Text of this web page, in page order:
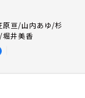
原亘/山内あゆ/杉
井美香